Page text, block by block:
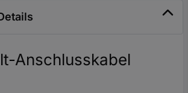
Anschlusskabel